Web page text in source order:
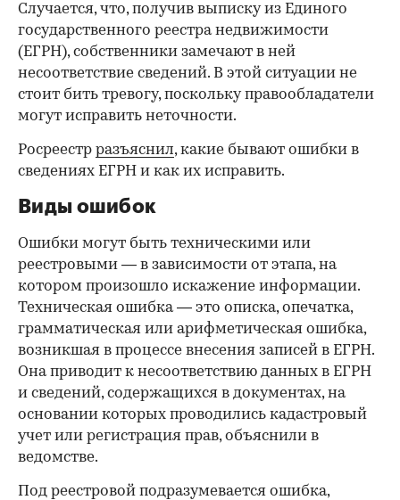
Случается, что, получив выписку из Единого
государственного реестра недвижимости
(ЕГРН), собственники замечают в ней
несоответствие сведений. В этой ситуации не
стоит бить тревогу, поскольку правообладатели
могут исправить неточности.
Росреестр разъяснил, какие бывают ошибки в
сведениях ЕГРН и как их исправить.
Виды ошибок
00:00 / 00:00
Ошибки могут быть техническими или
реестровыми — в зависимости от этапа, на
котором произошло искажение информации.
Техническая ошибка — это описка, опечатка,
грамматическая или арифметическая ошибка,
возникшая в процессе внесения записей в ЕГРН.
Она приводит к несоответствию данных в ЕГРН
и сведений, содержащихся в документах, на
основании которых проводились кадастровый
учет или регистрация прав, объяснили в
ведомстве.
Под реестровой подразумевается ошибка,